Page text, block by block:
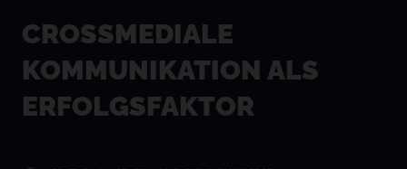
CROSSMEDIALE
KOMMUNIKATION ALS
ERFOLGSFAKTOR